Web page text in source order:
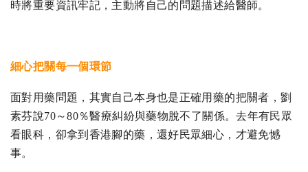
時將重要資訊牢記，主動將自己的問題描述給醫師。
細心把關每一個環節
面對用藥問題，其實自己本身也是正確用藥的把關者，劉
素芬說70～80％醫療糾紛與藥物脫不了關係。去年有民眾
看眼科，卻拿到香港腳的藥，還好民眾細心，才避免憾
事。